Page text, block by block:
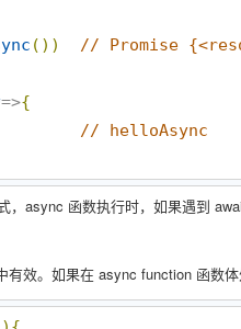
( ) ) // Promise
=>{
// helloAsync
，async 函数执行时，如果遇到
效。如果在 async function 函数